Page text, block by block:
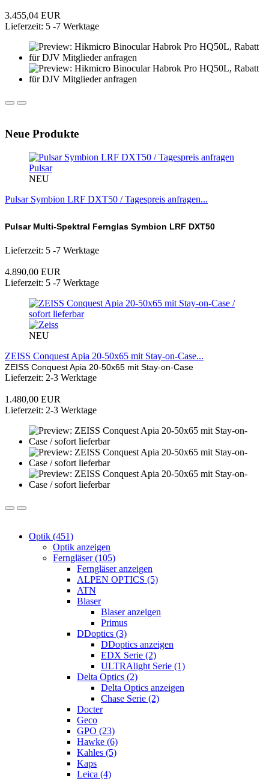
3.455,04 EUR
Lieferzeit: 5 -7 Werktage
Neue Produkte
Pulsar
NEU
Pulsar Symbion LRF DXT50 / Tagespreis anfragen...
Pulsar Multi-Spektral Fernglas Symbion LRF DXT50
Lieferzeit: 5 -7 Werktage
4.890,00 EUR
Lieferzeit: 5 -7 Werktage
NEU
ZEISS Conquest Apia 20-50x65 mit Stay-on-Case...
ZEISS Conquest Apia 20-50x65 mit Stay-on-Case
Lieferzeit: 2-3 Werktage
1.480,00 EUR
Lieferzeit: 2-3 Werktage
Optik (451)
Optik anzeigen
Ferngläser (105)
Ferngläser anzeigen
ALPEN OPTICS (5)
ATN
Blaser
Blaser anzeigen
Primus
DDoptics (3)
DDoptics anzeigen
EDX Serie (2)
ULTRAlight Serie (1)
Delta Optics (2)
Delta Optics anzeigen
Chase Serie (2)
Docter
Geco
GPO (23)
Hawke (6)
Kahles (5)
Kaps
Leica (4)